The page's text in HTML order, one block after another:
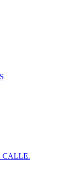
CALLE.